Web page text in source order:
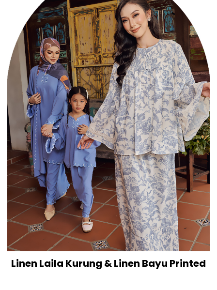
Linen Laila Kurung & Linen Bayu Printed